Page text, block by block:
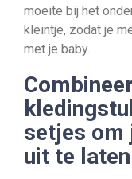
moeite bij het
kleintje, zodat je
met je baby.
setjes om
uit te